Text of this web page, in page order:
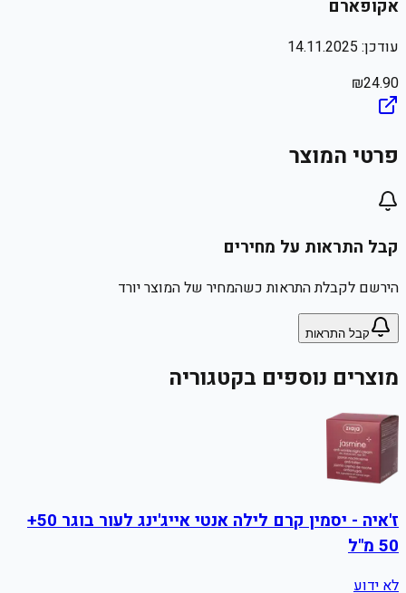
אקופארם
עודכן: 14.11.2025
₪24.90
פרטי המוצר
קבל התראות על מחירים
הירשם לקבלת התראות כשהמחיר של המוצר יורד
קבל התראות
מוצרים נוספים בקטגוריה
ז'איה - יסמין קרם לילה אנטי אייג'ינג לעור בוגר 50+
50 מ"ל
לא ידוע